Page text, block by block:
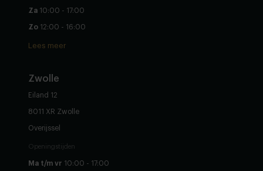
Za 10:00 - 17:00
Zo 12:00 - 16:00
Lees meer
Zwolle
Eiland 12
8011 XR Zwolle
Overijssel
Openingstijden
Ma t/m vr 10:00 - 17:00